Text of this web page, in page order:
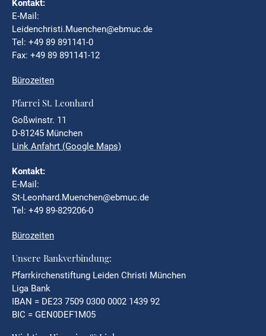
Kontakt:
E-Mail:
Leidenchristi.Muenchen@ebmuc.de
Tel: +49 89 891141-0
Fax: +49 89 891141-12
Bürozeiten
Pfarrei St. Leonhard
Goßwinstr. 11
D-81245 München
Link Anfahrt (Google Maps)
Kontakt:
E-Mail:
St-Leonhard.Muenchen@ebmuc.de
Tel: +49 89-829206-0
Bürozeiten
Unsere Bankverbindung:
Pfarrkirchenstiftung Leiden Christi München
Liga Bank
IBAN = DE23 7509 0300 0002 1439 92
BIC = GEN0DEF1M05